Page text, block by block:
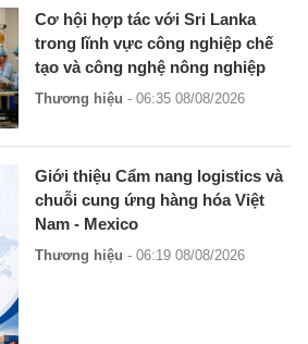
Cơ hội hợp tác với Sri Lanka
trong lĩnh vực công nghiệp chế
tạo và công nghệ nông nghiệp
Thương hiệu - 06:35 08/08/2026
Giới thiệu Cẩm nang logistics và
chuỗi cung ứng hàng hóa Việt
Nam - Mexico
Thương hiệu - 06:19 08/08/2026